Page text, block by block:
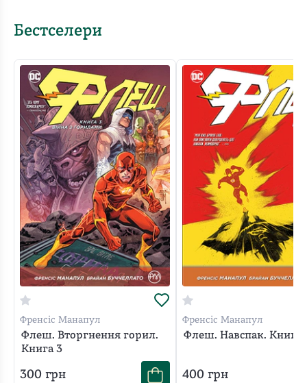
Бестселери
Френсіс Манапул
Флеш. Вторгнення горил.
Книга 3
300 грн
Френсіс Манапул
Флеш. Навспак. Книга
400грн